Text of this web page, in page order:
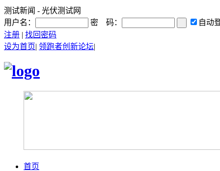
测试新闻 - 光伏测试网
用户名：
密 码：
自动
注册 | 找回密码
设为首页| 领跑者创新论坛|
首页